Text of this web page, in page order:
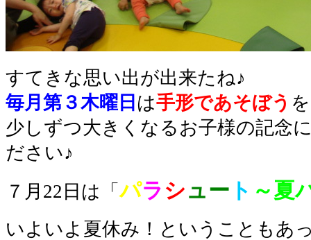
すてきな思い出が出来たね♪
毎月第３木曜日 は手形であそぼう
少しずつ大きくなるお子様の記念
ださい♪
７月22日は「パラ シュー ト ～夏
いよいよ夏休み！ということもあ